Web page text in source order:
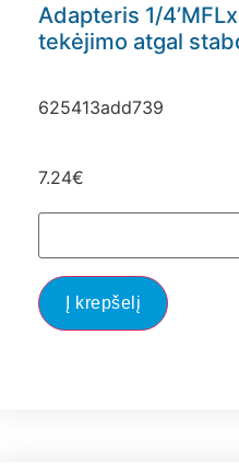
Adapteris 1/
tekėjimo atgal
625413add739
7.24€
Į krepšelį